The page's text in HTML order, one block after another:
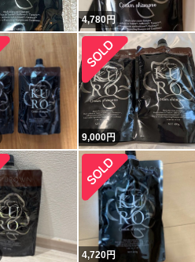
4,780円
9,000円
4,720円